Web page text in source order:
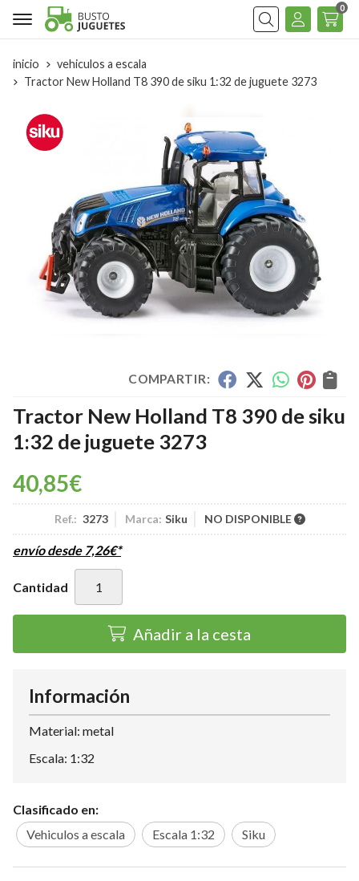
Buscar
0
inicio
vehiculos a escala
Tractor New Holland T8 390 de siku 1:32 de juguete 3273
COMPARTIR:
Tractor New Holland T8 390 de siku
1:32 de juguete 3273
40,85€
Ref.: 3273 Marca: Siku NO DISPONIBLE
envío desde 7,26€*
Cantidad
Añadir a la cesta
Información
Material: metal
Escala: 1:32
Clasificado en:
Vehiculos a escala
Escala 1:32 Siku